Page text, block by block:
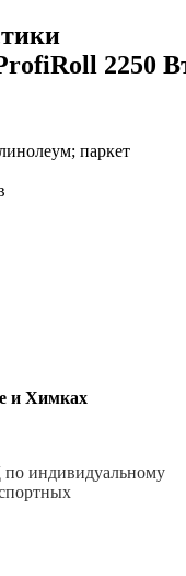
2250
паркет
и Химках
индивидуальному